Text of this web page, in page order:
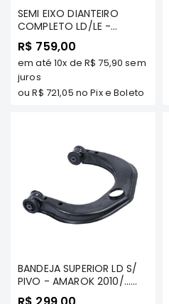
COMPONENTES
TECNOPART
KYB
FREMAX
MARELLI
MAHLE
NAKATA
FRAS-
LE
SEMI EIXO DIANTEIRO
COMPLETO LD/LE -
TOYOTA HILUX/ SW4
2005/... - COFAP
R$ 759,00
em até 10x de R$ 75,90 sem
juros
ouR$ 721,05 no Pix e Boleto
BANDEJA SUPERIOR LD S/
PIVO - AMAROK 2010/...
TDS MODELOS - COFAP